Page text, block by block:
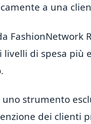
a una
FashionNetwork
di spesa
strumento
dei clienti